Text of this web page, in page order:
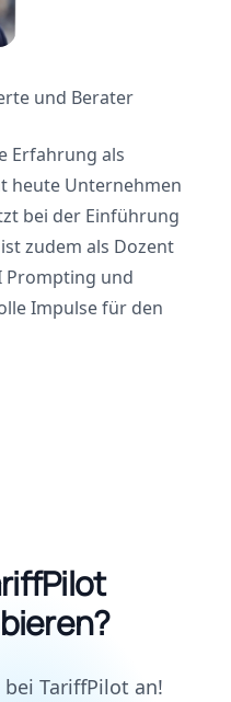
und Berater
Erfahrung als
heute Unternehmen
bei der Einführung
zudem als Dozent
Prompting und
Impulse für den
TariffPilot an!